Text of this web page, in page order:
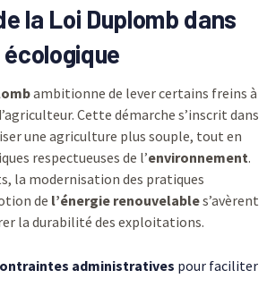
la Loi Duplomb dans
ambitionne de lever certains freins à
Cette démarche s’inscrit dans
une agriculture plus souple, tout en
respectueuses de l’environnement.
la modernisation des pratiques
de l’énergie renouvelables’avèrent
la durabilité des exploitations.
administratives pour faciliter